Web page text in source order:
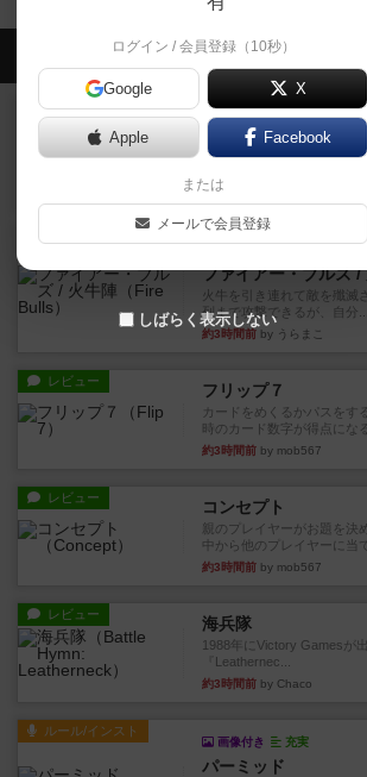
会員の新しい投稿
レビュー
南北戦争
1983年にVictory Gamesが
38分前
ファイアー・ブルズ /
火牛を引き連れて敵を殲滅
列まで攻撃できるが、自分...
約3時間前 by うらまこ
レビュー フリップ７
カードをめくるかパスをす
時のカード数字が得点になる
約3時間前 by mob567
レビュー コンセプト
親のプレイヤーがお題を決
中から他のプレイヤーに当て
約3時間前 by mob567
レビュー 海兵隊
1988年にVictory Gamesが出
『Leathernec...
約3時間前 by Chaco
ルール/インスト
画像付き 充実
パーミッド
ログイン / 会員登録（10秒）
Google X
Apple Facebook
または
メールで会員登録
しばらく表示しない